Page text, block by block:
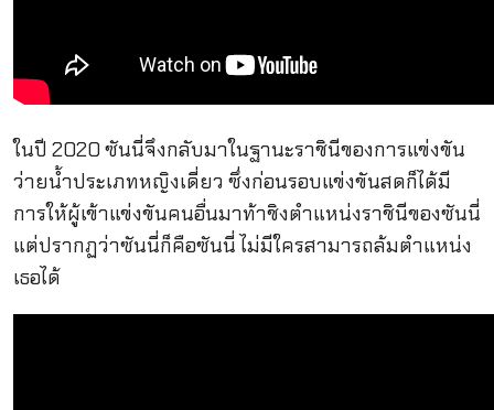
ในปี 2020 ซันนี่จึงกลับมาในฐานะราชินีของการแข่งขัน
ว่ายน้ำประเภทหญิงเดี่ยว ซึ่งก่อนรอบแข่งขันสดก็ได้มี
การให้ผู้เข้าแข่งขันคนอื่นมาท้าชิงตำแหน่งราชินีของซันนี่
แต่ปรากฏว่าซันนี่ก็คือซันนี่ ไม่มีใครสามารถล้มตำแหน่ง
เธอได้